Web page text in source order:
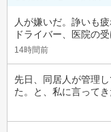
人が嫌いだ。諍いも
ドライバー、医院の
14時間前
先日、同居人が管理
た。と、私に言って